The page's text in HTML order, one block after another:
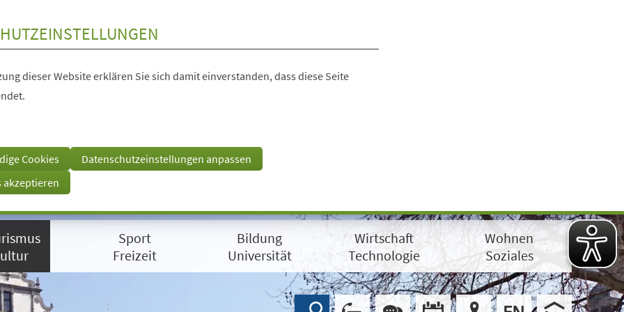
dieser Website erklären Sie sich damit einverstanden, dass diese Seite
Cookies
Datenschutzeinstellungen anpassen
akzeptieren
Sport
Freizeit
Bildung
Universität
Wirtschaft
Technologie
Wohnen
Soziales